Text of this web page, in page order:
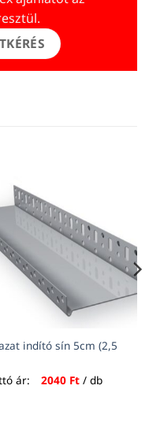
indító sín 5cm (2,5
ár:
2040 Ft/ db